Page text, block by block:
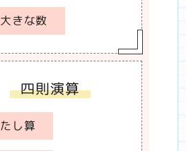
大きな数
四則演算
たし算